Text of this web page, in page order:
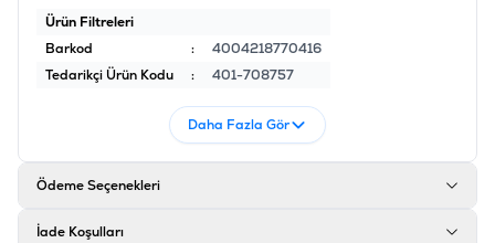
Ürün Filtreleri
Barkod
:
4004218770416
Tedarikçi Ürün Kodu
: 401-708757
Daha Fazla Gör
Ödeme Seçenekleri
İade Koşulları